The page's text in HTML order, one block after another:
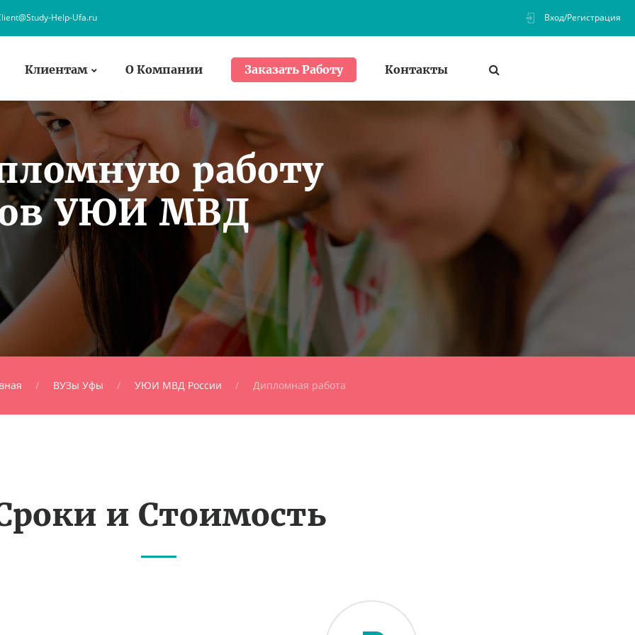
Help-Ufa.ru Вход/Регистрация
Клиентам О Компании Заказать Работу Контакты
работу
УЮИ МВД
ВУЗы Уфы УЮИ МВД России Дипломная работа
и Стоимость